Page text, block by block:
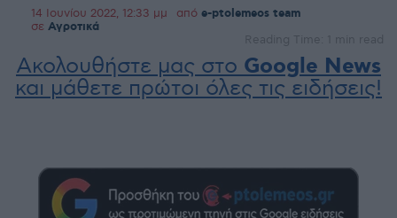
14 Ιουνίου 2022, 12:33 μμ από e-ptolemeos team
σε Αγροτικά
Reading Time: 1 min read
Ακολουθήστε μας στο Google News
και μάθετε πρώτοι όλες τις ειδήσεις!